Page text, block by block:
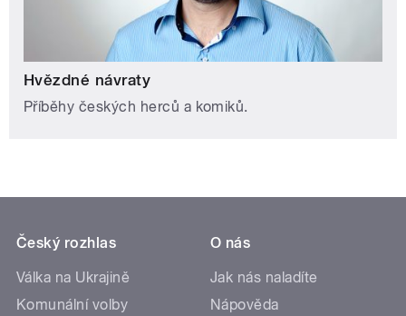
Hvězdné návraty
Příběhy českých herců a komiků.
Český rozhlas
Válka na Ukrajině
Komunální volby
O nás
Jak nás naladíte
Nápověda